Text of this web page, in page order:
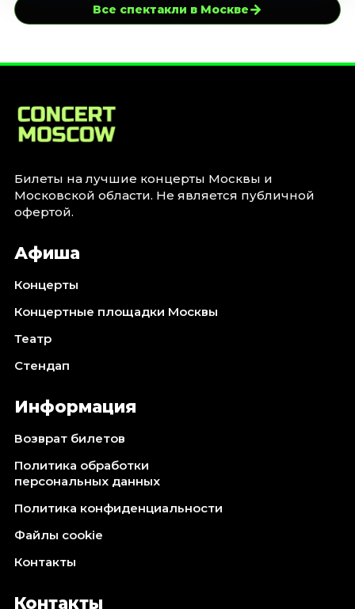
Все спектакли в Москве→
Билеты на лучшие концерты Москвы и
Московской области. Не является публичной
офертой.
Афиша
Концерты
Концертные площадки Москвы
Театр
Стендап
Информация
Возврат билетов
Политика обработки
персональных данных
Политика конфиденциальности
Файлы cookie
Контакты
Контакты